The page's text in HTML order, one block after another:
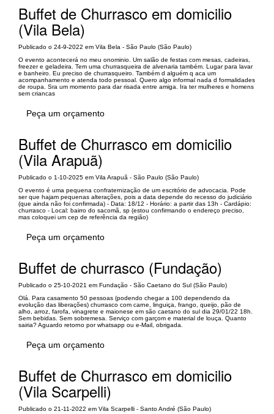
Buffet de Churrasco em domicilio
(Vila Bela)
Publicado o 24-9-2022 em Vila Bela - São Paulo (São Paulo)
O evento acontecerá no meu onominio. Um salão de festas com mesas, cadeiras,
freezer e geladeira. Tem uma churrasqueira de alvenaria também. Lugar para lavar
e banheiro. Eu preciso de churrasqueiro. Também d alguém q aca um
acompanhamento e atenda todo pessoal. Quero algo informal nada d formalidades
de roupa. Sra um momento para dar risada entre amiga. Ira ter mulheres e homens
sem criancas
Peça um orçamento
Buffet de Churrasco em domicilio
(Vila Arapuã)
Publicado o 1-10-2025 em Vila Arapuã - São Paulo (São Paulo)
O evento é uma pequena confraternização de um escritório de advocacia. Pode
ser que hajam pequenas alterações, pois a data depende do recesso do judiciário
(que ainda não foi confirmada) - Data: 18/12 - Horário: a partir das 13h - Cardápio:
churrasco - Local: bairro do sacomã, sp (estou confirmando o endereço preciso,
mas coloquei um cep de referência da região)
Peça um orçamento
Buffet de churrasco (Fundação)
Publicado o 25-10-2021 em Fundação - São Caetano do Sul (São Paulo)
Olá. Para casamento 50 pessoas (podendo chegar a 100 dependendo da
evolução das liberações) churrasco com carne, linguiça, frango, queijo, pão de
alho, arroz, farofa, vinagrete e maionese em são caetano do sul dia 29/01/22 18h.
Sem bebidas. Sem sobremesa. Serviço com garçom e material de louça. Quanto
sairia? Aguardo retorno por whatsapp ou e-Mail, obrigada.
Peça um orçamento
Buffet de Churrasco em domicilio
(Vila Scarpelli)
Publicado o 21-11-2022 em Vila Scarpelli - Santo André (São Paulo)